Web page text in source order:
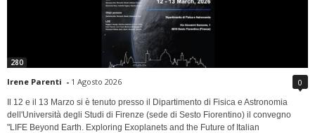
280
Irene Parenti - 1 Agosto 2026 0
Il 12 e il 13 Marzo si è tenuto presso il Dipartimento di Fisica e Astronomia
dell'Università degli Studi di Firenze (sede di Sesto Fiorentino) il convegno
"LIFE Beyond Earth. Exploring Exoplanets and the Future of Italian